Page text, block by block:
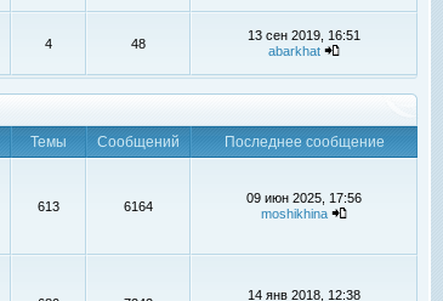
4 48
13 сен 2019, 16:51
abarkhat
Темы Сообщений
Последнее сообщение
613 6164
09 июн 2025, 17:56
moshikhina
14 янв 2018, 12:38